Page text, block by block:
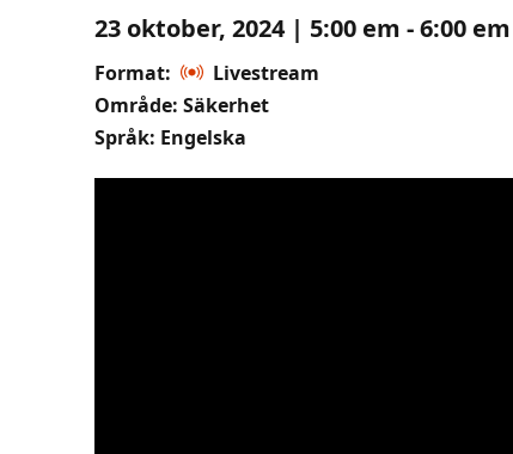
23 oktober, 2024 | 5:00 em - 6:00
Format:
Livestream
Område: Säkerhet
Språk: Engelska